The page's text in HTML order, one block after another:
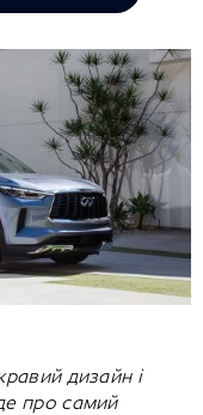
дизайн і
про самий